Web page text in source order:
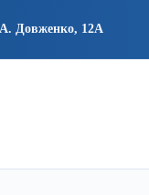
Довженко, 12А